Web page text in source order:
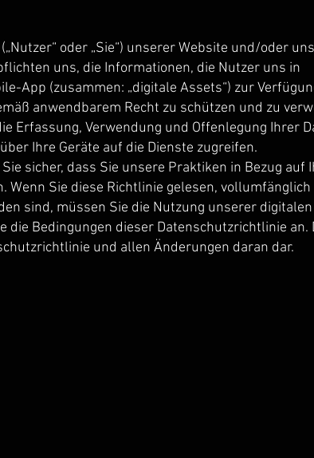
oder „Sie“) unserer Website und/oder
uns, die Informationen, die Nutzer uns in
App (zusammen: „digitale Assets“) zur
anwendbarem Recht zu schützen und zu
Erfassung, Verwendung und Offenlegung Ihrer
Ihre Geräte auf die Dienste zugreifen.
sicher, dass Sie unsere Praktiken in Bezug auf
Wenn Sie diese Richtlinie gelesen, vollumfänglich
sind, müssen Sie die Nutzung unserer
Bedingungen dieser Datenschutzrichtlinie an.
und allen Änderungen daran dar.